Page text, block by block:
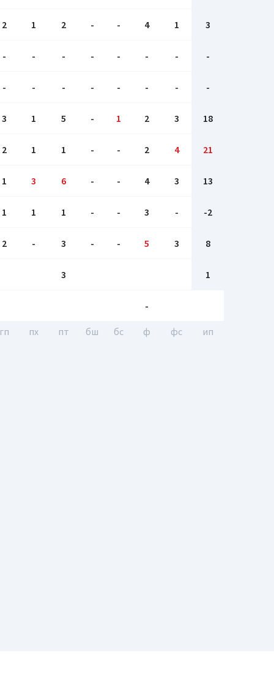
2 1 2 - - 4 1 3
- - - - - - - -
- - - - - - - -
3 1 5 - 1 2 3 18
2 1 1 - - 2 4 21
1 3 6 - - 4 3 13
1 1 1 - - 3 - -2
2 - 3 - - 5 3 8
3 1
-
гп пх пт бш бc ф фс ип